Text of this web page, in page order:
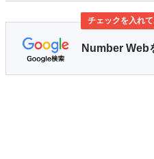
チェックを入れ
Number Web